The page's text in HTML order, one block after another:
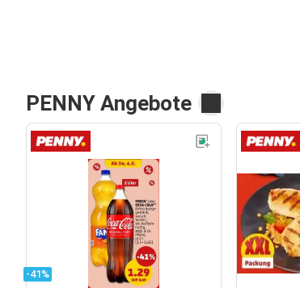
PENNY Angebote
-41%